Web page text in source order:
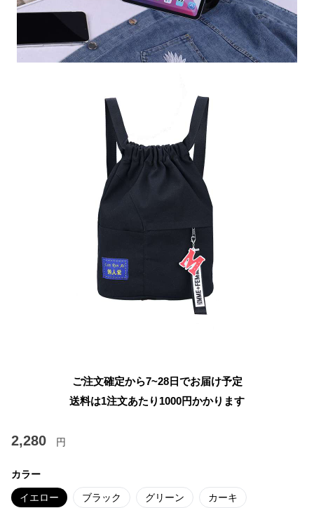
ご注文確定から7~28日でお届け予定
送料は1注文あたり 1000円かかります
2,280 円
カラー
イエロー ブラック グリーン カーキ